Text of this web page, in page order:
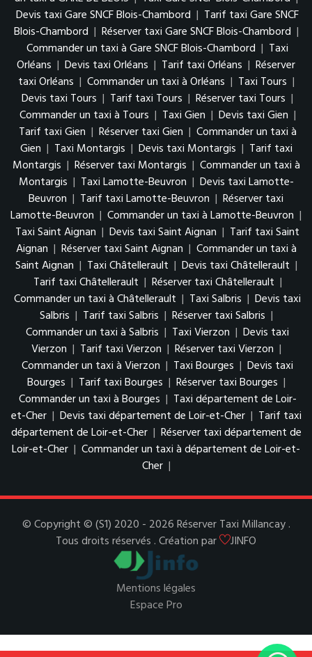
Devis taxi Gare SNCF Blois-Chambord | Tarif taxi Gare SNCF
Blois-Chambord | Réserver taxi Gare SNCF Blois-Chambord |
Commander un taxi à Gare SNCF Blois-Chambord | Taxi
Orléans | Devis taxi Orléans | Tarif taxi Orléans | Réserver
taxi Orléans | Commander un taxi à Orléans | Taxi Tours |
Devis taxi Tours | Tarif taxi Tours | Réserver taxi Tours |
Commander un taxi à Tours | Taxi Gien | Devis taxi Gien |
Tarif taxi Gien | Réserver taxi Gien | Commander un taxi à
Gien | Taxi Montargis | Devis taxi Montargis | Tarif taxi
Montargis | Réserver taxi Montargis | Commander un taxi à
Montargis | Taxi Lamotte-Beuvron | Devis taxi Lamotte-
Beuvron | Tarif taxi Lamotte-Beuvron | Réserver taxi
Lamotte-Beuvron | Commander un taxi à Lamotte-Beuvron |
Taxi Saint Aignan | Devis taxi Saint Aignan | Tarif taxi Saint
Aignan | Réserver taxi Saint Aignan | Commander un taxi à
Saint Aignan | Taxi Châtellerault | Devis taxi Châtellerault |
Tarif taxi Châtellerault | Réserver taxi Châtellerault |
Commander un taxi à Châtellerault | Taxi Salbris | Devis taxi
Salbris | Tarif taxi Salbris | Réserver taxi Salbris |
Commander un taxi à Salbris | Taxi Vierzon | Devis taxi
Vierzon | Tarif taxi Vierzon | Réserver taxi Vierzon |
Commander un taxi à Vierzon | Taxi Bourges | Devis taxi
Bourges | Tarif taxi Bourges | Réserver taxi Bourges |
Commander un taxi à Bourges | Taxi département de Loir-
et-Cher | Devis taxi département de Loir-et-Cher | Tarif taxi
département de Loir-et-Cher | Réserver taxi département de
Loir-et-Cher | Commander un taxi à département de Loir-et-
Cher |
© Copyright © (S1) 2020 - 2026 Réserver Taxi Millancay .
Tous droits réservés . Création par
JINFO
Mentions légales
Espace Pro